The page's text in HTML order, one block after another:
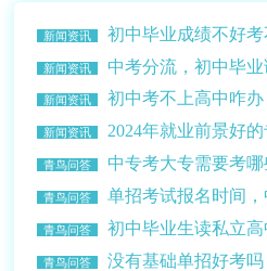
新闻资讯
初中毕业成绩不好
学校？
新闻资讯 中考分流，初中毕
新闻资讯
初中考不上高中咋
何选择学校？
新闻资讯
2024年就业前景好
比较好赚钱多？
青鸟问答
中专考大专需要考
的条件介绍）
青鸟问答
单招考试报名时间
乎升学读大学
青鸟问答 初中毕业生读私立
青鸟问答
没有基础单招好考